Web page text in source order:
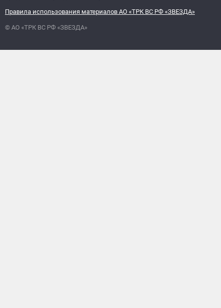
Правила использования материалов АО «ТРК ВС РФ «ЗВЕЗДА»
© АО «ТРК ВС РФ «ЗВЕЗДА»